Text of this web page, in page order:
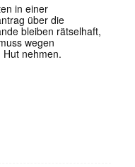
in einer
über die
bleiben rätselhaft,
wegen
nehmen.